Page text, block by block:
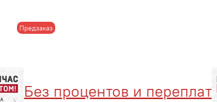
Предзаказ
Без процентов и переплат